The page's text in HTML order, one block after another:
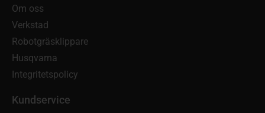
Om oss
Verkstad
Robotgräsklippare
Husqvarna
Integritetspolicy
Kundservice